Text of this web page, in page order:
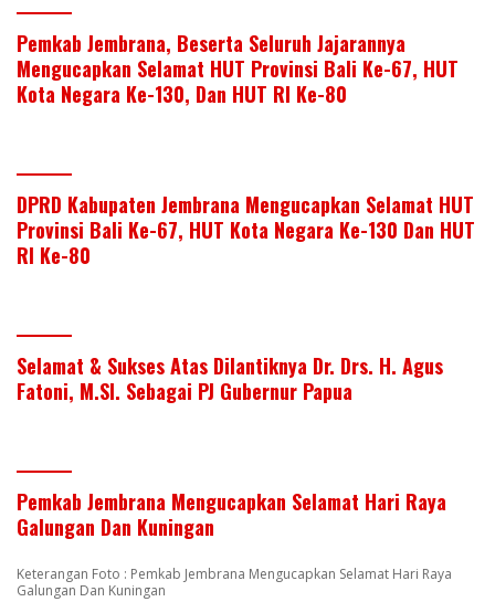
Pemkab Jembrana, Beserta Seluruh Jajarannya
Mengucapkan Selamat HUT Provinsi Bali Ke-67, HUT
Kota Negara Ke-130, Dan HUT RI Ke-80
DPRD Kabupaten Jembrana Mengucapkan Selamat HUT
Provinsi Bali Ke-67, HUT Kota Negara Ke-130 Dan HUT
RI Ke-80
Selamat & Sukses Atas Dilantiknya Dr. Drs. H. Agus
Fatoni, M.SI. Sebagai PJ Gubernur Papua
Pemkab Jembrana Mengucapkan Selamat Hari Raya
Galungan Dan Kuningan
Keterangan Foto : Pemkab Jembrana Mengucapkan Selamat Hari Raya
Galungan Dan Kuningan